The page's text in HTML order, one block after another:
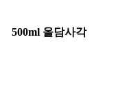
500ml 올담사각